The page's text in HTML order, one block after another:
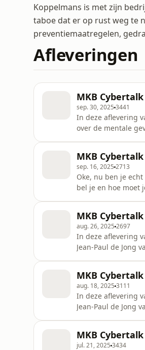
Koppelmans is met zijn
taboe dat er op rust weg te
preventiemaatregelen,
Afleveringen
MKB
sep. 30, 2025 3441
In deze aflevering
over de mentale
een first respond
MKB
sep. 16, 2025 2713
Oke, nu ben je
bel je en hoe moet
naar een effectieve
MKB
aug. 26, 2025 2697
In deze aflevering
Jean-Paul de Jong
eigenlijk is en hoe
MKB
aug. 18, 2025 3111
In deze aflevering
Jean-Paul de Jong
eigenlijk is en hoe h
MKB
jul. 21, 2025 3434